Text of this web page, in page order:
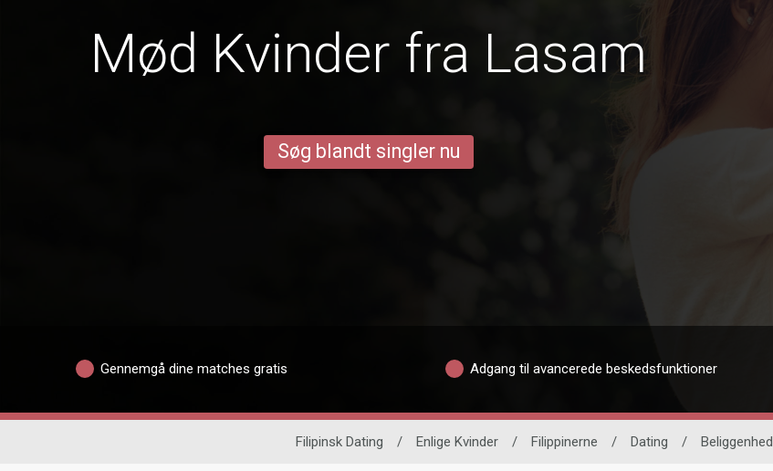
Mød Kvinder fra Lasam
Søg blandt singler nu
Gennemgå dine matches gratis Adgang til avancerede beskedsfunktioner
Filipinsk Dating / Enlige Kvinder / Filippinerne / Dating / Beliggenhed